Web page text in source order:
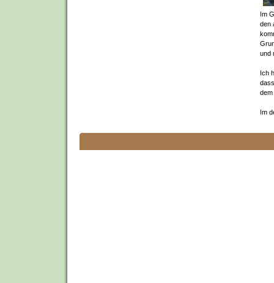
Im
den
und
Ich
Im